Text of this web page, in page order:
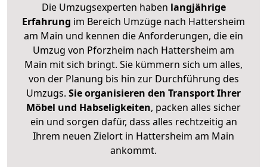
Die Umzugsexperten haben langjährige
Erfahrung im Bereich Umzüge nach Hattersheim
am Main und kennen die Anforderungen, die ein
Umzug von Pforzheim nach Hattersheim am
Main mit sich bringt. Sie kümmern sich um alles,
von der Planung bis hin zur Durchführung des
Umzugs. Sie organisieren den Transport Ihrer
Möbel und Habseligkeiten, packen alles sicher
ein und sorgen dafür, dass alles rechtzeitig an
Ihrem neuen Zielort in Hattersheim am Main
ankommt.